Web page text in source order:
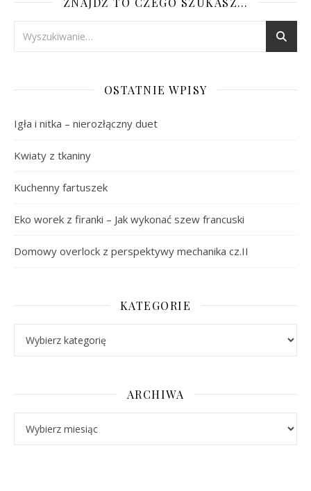
OSTATNIE WPISY
Igła i nitka – nierozłączny duet
Kwiaty z tkaniny
Kuchenny fartuszek
Eko worek z firanki – Jak wykonać szew francuski
Domowy overlock z perspektywy mechanika cz.II
KATEGORIE
ARCHIWA